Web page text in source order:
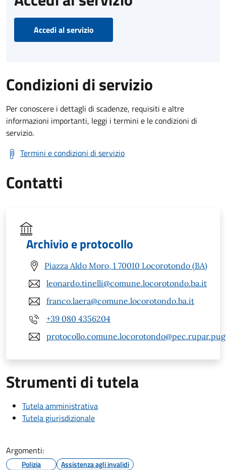
Accedi al servizio
Condizioni di servizio
Per conoscere i dettagli di scadenze, requisiti e altre
informazioni importanti, leggi i termini e le condizioni di
servizio.
Termini e condizioni di servizio
Contatti
Archivio e protocollo
Piazza Aldo Moro, 1 70010 Locorotondo (BA)
leonardo.tinelli@comune.locorotondo.ba.it
franco.laera@comune.locorotondo.ba.it
+39 080 4356204
Strumenti di tutela
Tutela amministrativa
Tutela giurisdizionale
Argomenti:
Polizia Assistenza agli invalidi